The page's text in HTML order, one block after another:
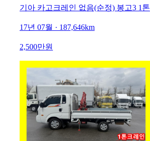
기아 카고크레인 없음(순정) 봉고3 1톤
17년 07월 · 187,646km
2,500만원